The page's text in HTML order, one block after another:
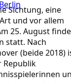
Sichtung, eine
und vor allem
25. August
statt. Nach
(beide 2018)
Republik